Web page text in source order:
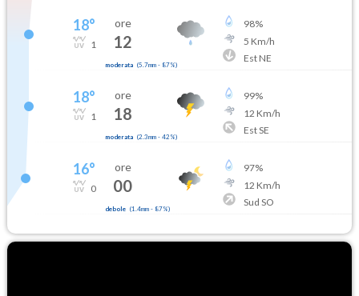
18°
1
ore
12
moderata (5.7mm- 87%)
98%
5 Km/h
Est NE
18°
1
ore
18
moderata (2.3mm- 42 %)
99%
12 Km/h
Est SE
16°
0
ore
00
debole (1.4mm- 87%)
97%
12 Km/h
Sud SO